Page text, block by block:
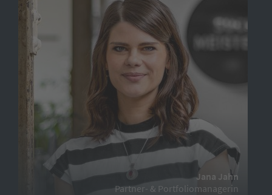
Jana Jahn
Partner- & Portfoliomanagerin